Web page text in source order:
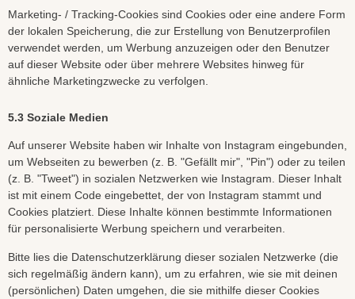
Marketing- / Tracking-Cookies sind Cookies oder eine andere Form
der lokalen Speicherung, die zur Erstellung von Benutzerprofilen
verwendet werden, um Werbung anzuzeigen oder den Benutzer
auf dieser Website oder über mehrere Websites hinweg für
ähnliche Marketingzwecke zu verfolgen.
5.3 Soziale Medien
Auf unserer Website haben wir Inhalte von Instagram eingebunden,
um Webseiten zu bewerben (z. B. "Gefällt mir", "Pin") oder zu teilen
(z. B. "Tweet") in sozialen Netzwerken wie Instagram. Dieser Inhalt
ist mit einem Code eingebettet, der von Instagram stammt und
Cookies platziert. Diese Inhalte können bestimmte Informationen
für personalisierte Werbung speichern und verarbeiten.
Bitte lies die Datenschutzerklärung dieser sozialen Netzwerke (die
sich regelmäßig ändern kann), um zu erfahren, wie sie mit deinen
(persönlichen) Daten umgehen, die sie mithilfe dieser Cookies